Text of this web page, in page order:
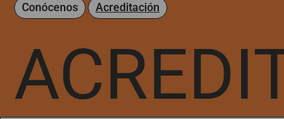
Conócenos Acreditación